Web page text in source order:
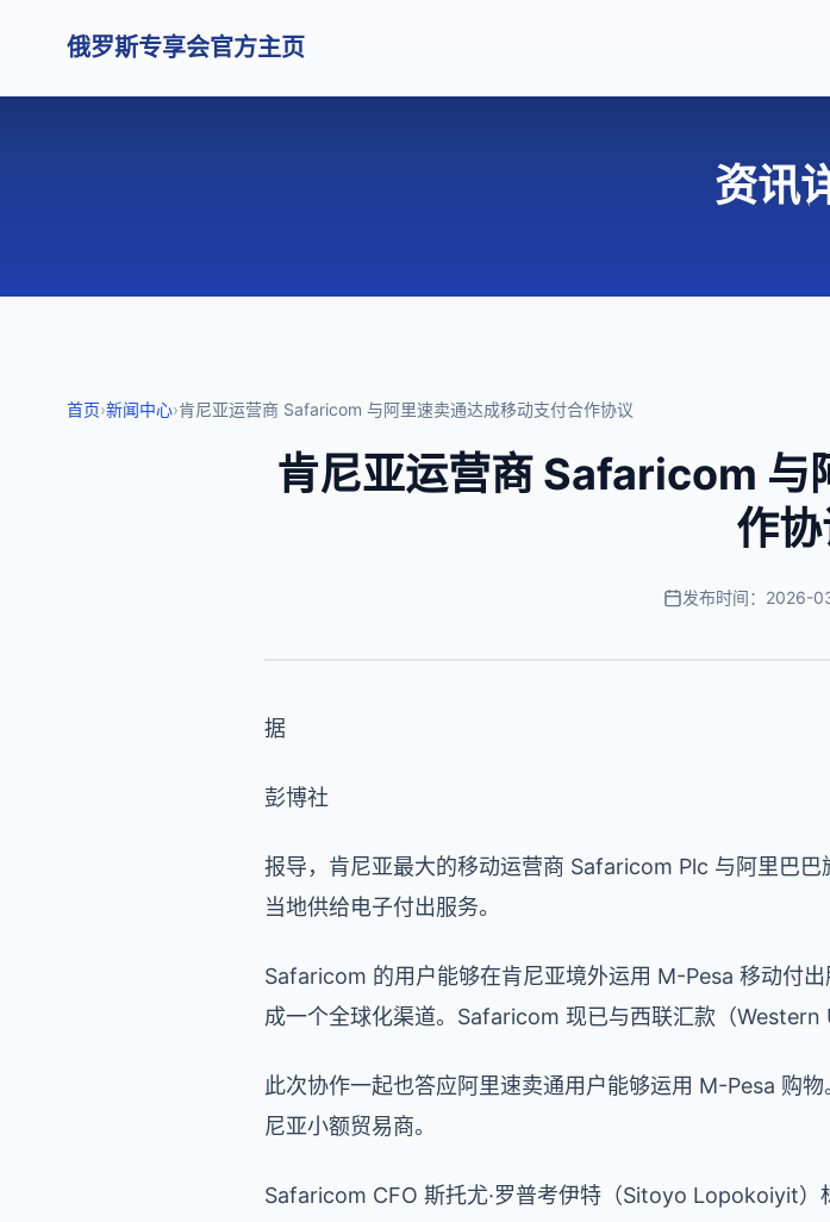
俄罗斯专享会官方主页
资讯
首页›新闻中心›肯尼亚运营商 Safaricom 与阿里速卖通达成移动支付合作协议
肯尼亚运营商 Safaricom 与
作
发布时间：2026-
据
彭博社
报导，肯尼亚最大的移动运营商 Safaricom Plc 与阿里巴
当地供给电子付出服务。
Safaricom 的用户能够在肯尼亚境外运用 M-Pesa 移动付
成一个全球化渠道。Safaricom 现已与西联汇款（Western
此次协作一起也答应阿里速卖通用户能够运用 M-Pesa 购
尼亚小额贸易商。
Safaricom CFO 斯托尤·罗普考伊特（Sitoyo Lopokoiyit）